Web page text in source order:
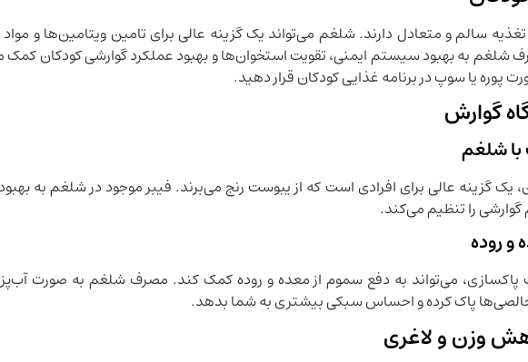
سالم و متعادل دارند. شلغم می‌تواند یک گزینه عالی برای تامین ویتامین‌ها و
شلغم به بهبود سیستم ایمنی، تقویت استخوان‌ها و بهبود عملکرد گوارشی کودکان
پوره یا سوپ در برنامه غذایی کودکان قرار دهید.
گوارش
شلغم
یک گزینه عالی برای افرادی است که از یبوست رنج می‌برند. فیبر موجود در شلغم به
را تنظیم می‌کند.
و روده
می‌تواند به دفع سموم از معده و روده کمک کند. مصرف شلغم به صورت آب‌پز
پاک کرده و احساس سبکی بیشتری به شما بدهد.
وزن و لاغری